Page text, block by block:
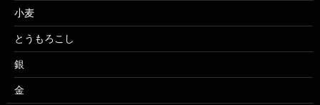
小麦
とうもろこし
銀
金